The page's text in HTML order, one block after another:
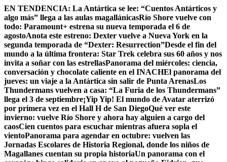
Skip
to
content
EN TENDENCIA: La Antártica se lee: “Cuentos Antárticos y
algo más” llega a las aulas magallánicasRío Shore vuelve con
todo: Paramount+ estrena su nueva temporada el 6 de
agostoAnota este estreno: Dexter vuelve a Nueva York en la
segunda temporada de “Dexter: Resurrection”Desde el fin del
mundo a la última frontera: Star Trek celebra sus 60 años y nos
invita a soñar con las estrellasPanorama del miércoles: ciencia,
conversación y chocolate caliente en el INACHEl panorama del
jueves: un viaje a la Antártica sin salir de Punta ArenasLos
Thundermans vuelven a casa: “La Furia de los Thundermans”
llega el 3 de septiembre¡Yip Yip! El mundo de Avatar aterrizó
por primera vez en el Hall H de San DiegoQué ver este
invierno: vuelve Río Shore y ahora hay alguien a cargo del
caosCien cuentos para escuchar mientras afuera sopla el
vientoPanorama para agendar en octubre: vuelven las
Jornadas Escolares de Historia Regional, donde los niños de
Magallanes cuentan su propia historiaUn panorama con el